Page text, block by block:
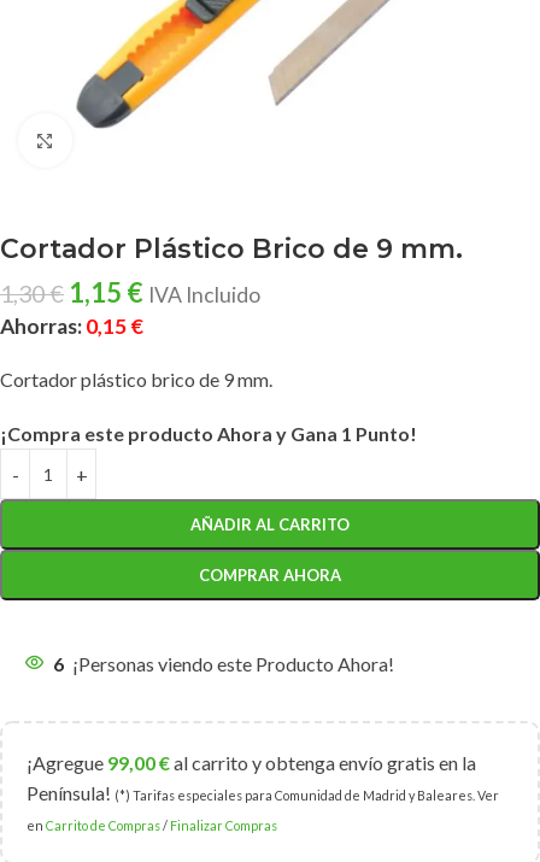
Cortador Plástico Brico de 9 mm.
1,30€ 1,15 € IVA Incluido
Ahorras:0,15€
Cortador plástico brico de 9 mm.
¡Compra este producto Ahora y Gana 1 Punto!
AÑADIR AL CARRITO
COMPRAR AHORA
6 ¡Personas viendo este Producto Ahora!
¡Agregue 99,00€al carrito y obtenga envío gratis en la
Península! (*) Tarifas especiales para Comunidad de Madrid y Baleares. Ver
en Carrito de Compras/ Finalizar Compras